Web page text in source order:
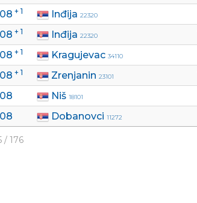
+ 1 Inđija 22320
+ 1 Inđija 22320
+ 1 Kragujevac 34110
+ 1 Zrenjanin 23101
Niš 18101
Dobanovci 11272
/ 176